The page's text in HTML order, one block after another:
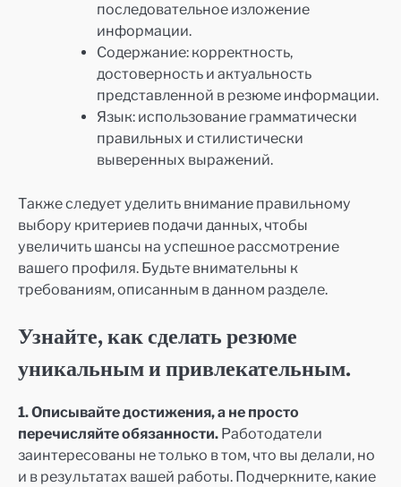
последовательное изложение
информации.
Содержание: корректность,
достоверность и актуальность
представленной в резюме информации.
Язык: использование грамматически
правильных и стилистически
выверенных выражений.
Также следует уделить внимание правильному
выбору критериев подачи данных, чтобы
увеличить шансы на успешное рассмотрение
вашего профиля. Будьте внимательны к
требованиям, описанным в данном разделе.
Узнайте, как сделать резюме
уникальным и привлекательным.
1. Описывайте достижения, а не просто
перечисляйте обязанности. Работодатели
заинтересованы не только в том, что вы делали, но
и в результатах вашей работы. Подчеркните, какие